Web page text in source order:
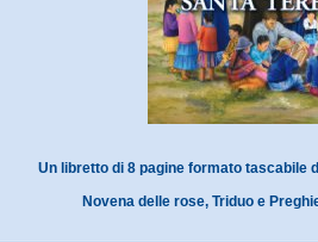
Un libretto di 8 pagine formato tascabile
Novena delle rose, Triduo e